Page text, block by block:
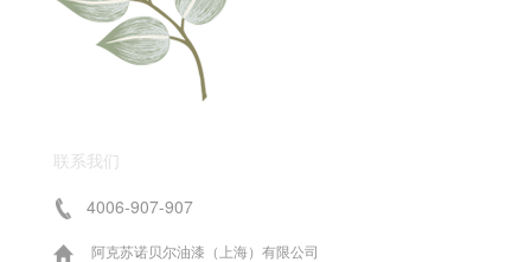
联系我们
4006-907-907
阿克苏诺贝尔油漆（上海）有限公司